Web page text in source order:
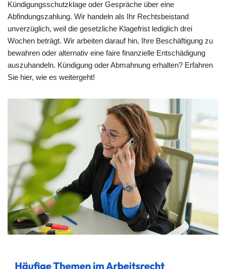
Kündigungsschutzklage oder Gespräche über eine
Abfindungszahlung. Wir handeln als Ihr Rechtsbeistand
unverzüglich, weil die gesetzliche Klagefrist lediglich drei
Wochen beträgt. Wir arbeiten darauf hin, Ihre Beschäftigung zu
bewahren oder alternativ eine faire finanzielle Entschädigung
auszuhandeln. Kündigung oder Abmahnung erhalten? Erfahren
Sie hier, wie es weitergeht!